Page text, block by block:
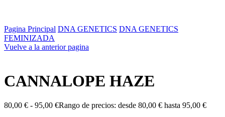
Pagina Principal DNA GENETICS DNA GENETICS
FEMINIZADA
Vuelve a la anterior pagina
CANNALOPE HAZE
80,00 € - 95,00 €Rango de precios: desde 80,00 € hasta 95,00 €